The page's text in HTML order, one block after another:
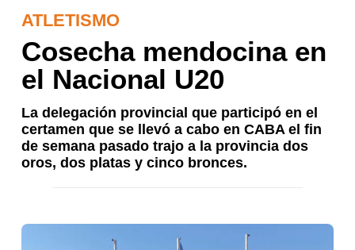
ATLETISMO
Cosecha mendocina en
el Nacional U20
La delegación provincial que participó en el
certamen que se llevó a cabo en CABA el fin
de semana pasado trajo a la provincia dos
oros, dos platas y cinco bronces.